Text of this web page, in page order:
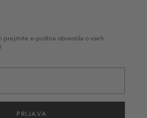
prejmite e-poštna obvestila o vseh
PRIJAVA